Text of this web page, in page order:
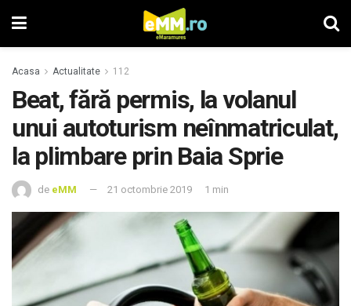
Acasa Actualitate 112
Beat, fără permis, la volanul
unui autoturism neînmatriculat,
la plimbare prin Baia Sprie
de eMM 21 octombrie 2019 1 min